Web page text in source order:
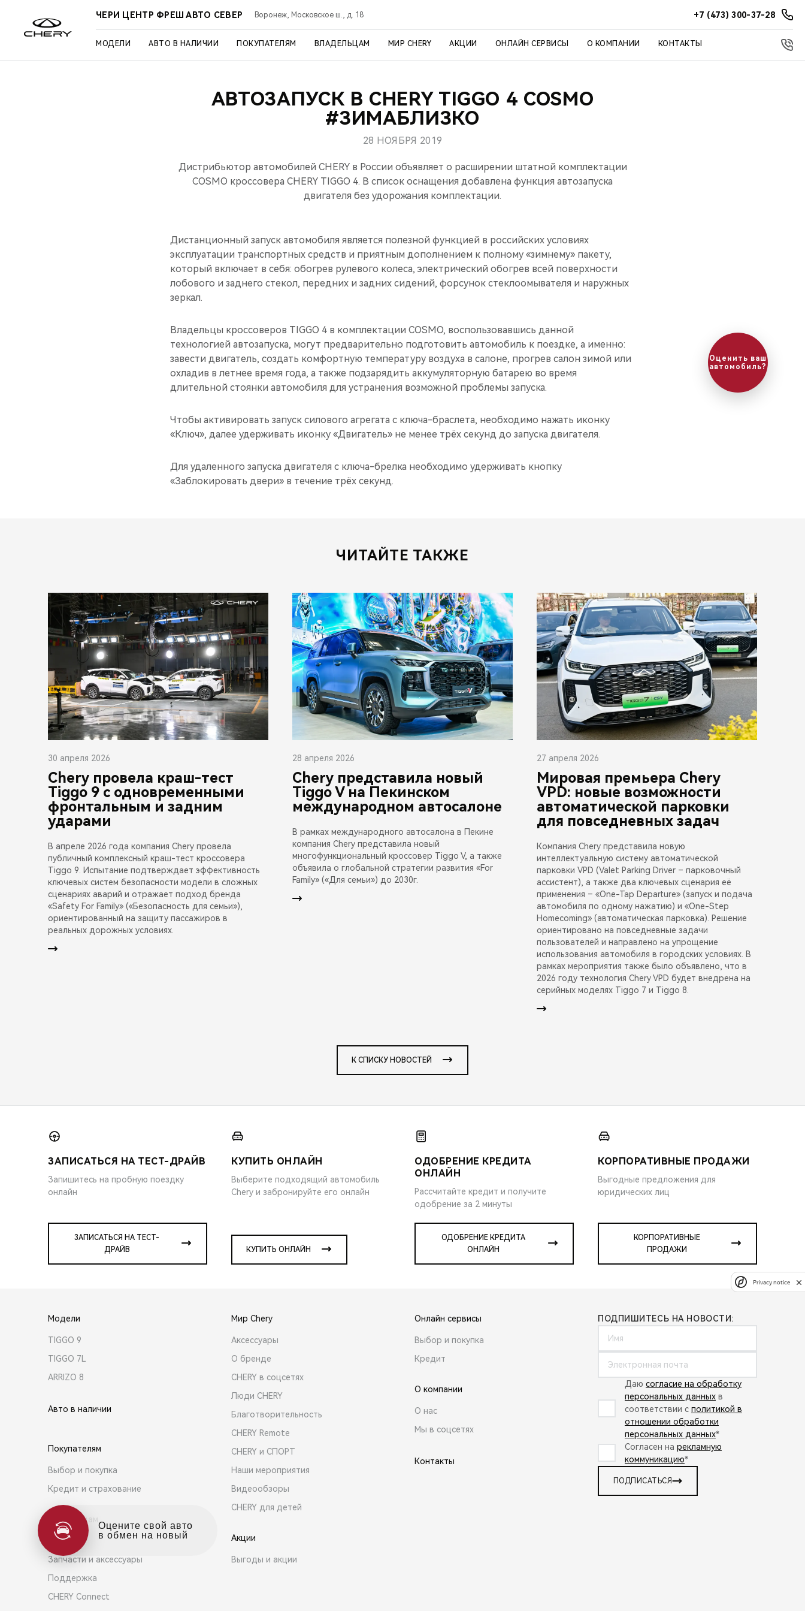
ЧЕРИ ЦЕНТР ФРЕШ АВТО СЕВЕР Воронеж, Московское ш., д. 18 +7 (473) 300-37-28
МОДЕЛИ АВТО В НАЛИЧИИ ПОКУПАТЕЛЯМ ВЛАДЕЛЬЦАМ МИР CHERY АКЦИИ ОНЛАЙН СЕРВИСЫ О КОМПАНИИ КОНТАКТЫ
АВТОЗАПУСК В CHERY TIGGO 4 COSMO
#ЗИМАБЛИЗКО
28 НОЯБРЯ 2019
Дистрибьютор автомобилей CHERY в России объявляет о расширении штатной комплектации
COSMO кроссовера CHERY TIGGO 4. В список оснащения добавлена функция автозапуска
двигателя без удорожания комплектации.
Дистанционный запуск автомобиля является полезной функцией в российских условиях
эксплуатации транспортных средств и приятным дополнением к полному «зимнему» пакету,
который включает в себя: обогрев рулевого колеса, электрический обогрев всей поверхности
лобового и заднего стекол, передних и задних сидений, форсунок стеклоомывателя и наружных
зеркал.
Владельцы кроссоверов TIGGO 4 в комплектации COSMO, воспользовавшись данной
технологией автозапуска, могут предварительно подготовить автомобиль к поездке, а именно:
завести двигатель, создать комфортную температуру воздуха в салоне, прогрев салон зимой или
охладив в летнее время года, а также подзарядить аккумуляторную батарею во время
длительной стоянки автомобиля для устранения возможной проблемы запуска.
Чтобы активировать запуск силового агрегата с ключа-браслета, необходимо нажать иконку
«Ключ», далее удерживать иконку «Двигатель» не менее трёх секунд до запуска двигателя.
Для удаленного запуска двигателя с ключа-брелка необходимо удерживать кнопку
«Заблокировать двери» в течение трёх секунд.
ЧИТАЙТЕ ТАКЖЕ
30 апреля 2026
Chery провела краш-тест
Tiggo 9 с одновременными
фронтальным и задним
ударами
В апреле 2026 года компания Chery провела
публичный комплексный краш-тест кроссовера
Tiggo 9. Испытание подтверждает эффективность
ключевых систем безопасности модели в сложных
сценариях аварий и отражает подход бренда
«Safety For Family» («Безопасность для семьи»),
ориентированный на защиту пассажиров в
реальных дорожных условиях.
28 апреля 2026
Chery представила новый
Tiggo V на Пекинском
международном автосалоне
В рамках международного автосалона в Пекине
компания Chery представила новый
многофункциональный кроссовер Tiggo V, а также
объявила о глобальной стратегии развития «For
Family» («Для семьи») до 2030г.
27 апреля 2026
Мировая премьера Chery
VPD: новые возможности
автоматической парковки
для повседневных задач
Компания Chery представила новую
интеллектуальную систему автоматической
парковки VPD (Valet Parking Driver – парковочный
ассистент), а также два ключевых сценария её
применения – «One-Tap Departure» (запуск и подача
автомобиля по одному нажатию) и «One-Step
Homecoming» (автоматическая парковка). Решение
ориентировано на повседневные задачи
пользователей и направлено на упрощение
использования автомобиля в городских условиях. В
рамках мероприятия также было объявлено, что в
2026 году технология Chery VPD будет внедрена на
серийных моделях Tiggo 7 и Tiggo 8.
К СПИСКУ НОВОСТЕЙ
ЗАПИСАТЬСЯ НА ТЕСТ-ДРАЙВ
Запишитесь на пробную поездку
онлайн
ЗАПИСАТЬСЯ НА ТЕСТ-
ДРАЙВ
КУПИТЬ ОНЛАЙН
Выберите подходящий автомобиль
Chery и забронируйте его онлайн
КУПИТЬ ОНЛАЙН
ОДОБРЕНИЕ КРЕДИТА
ОНЛАЙН
Рассчитайте кредит и получите
одобрение за 2 минуты
ОДОБРЕНИЕ КРЕДИТА
ОНЛАЙН
КОРПОРАТИВНЫЕ ПРОДАЖИ
Выгодные предложения для
юридических лиц
КОРПОРАТИВНЫЕ
ПРОДАЖИ
Модели
TIGGO 9
TIGGO 7L
ARRIZO 8
Авто в наличии
Покупателям
Выбор и покупка
Кредит и страхование
Владельцам
Сервис
Запчасти и аксессуары
Поддержка
CHERY Connect
Мир Chery
Аксессуары
О бренде
CHERY в соцсетях
Люди CHERY
Благотворительность
CHERY Remote
CHERY и СПОРТ
Наши мероприятия
Видеообзоры
CHERY для детей
Акции
Выгоды и акции
Онлайн сервисы
Выбор и покупка
Кредит
О компании
О нас
Мы в соцсетях
Контакты
ПОДПИШИТЕСЬ НА НОВОСТИ:
Даю согласие на обработку
персональных данных в
соответствии с политикой в
отношении обработки
персональных данных*
Согласен на рекламную
коммуникацию*
ПОДПИСАТЬСЯ
Оцените свой авто
в обмен на новый
Privacy notice